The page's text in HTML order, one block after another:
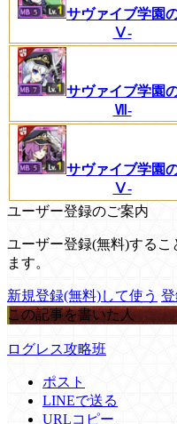
サヴァイブ学園
Ⅴ-
サヴァイブ学園
Ⅶ-
サヴァイブ学園
Ⅴ-
ユーザー登録のご案内
ユーザー登録(無料)する
ます。
新規登録(無料)して使う
この記事を書いた人
ログレス攻略班
ポスト
LINEで送る
URLコピー